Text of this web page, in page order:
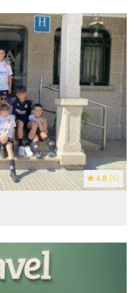
4.8 (5)